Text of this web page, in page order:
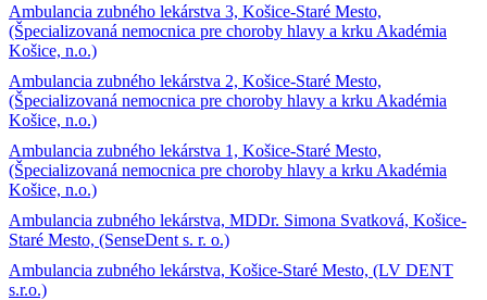
Ambulancia zubného lekárstva 3, Košice-Staré Mesto,
(Špecializovaná nemocnica pre choroby hlavy a krku Akadémia
Košice, n.o.)
Ambulancia zubného lekárstva 2, Košice-Staré Mesto,
(Špecializovaná nemocnica pre choroby hlavy a krku Akadémia
Košice, n.o.)
Ambulancia zubného lekárstva 1, Košice-Staré Mesto,
(Špecializovaná nemocnica pre choroby hlavy a krku Akadémia
Košice, n.o.)
Ambulancia zubného lekárstva, MDDr. Simona Svatková, Košice-
Staré Mesto, (SenseDent s. r. o.)
Ambulancia zubného lekárstva, Košice-Staré Mesto, (LV DENT
s.r.o.)